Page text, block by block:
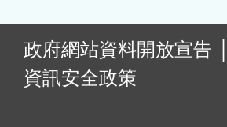
政府網站資料開放宣告
資訊安全政策